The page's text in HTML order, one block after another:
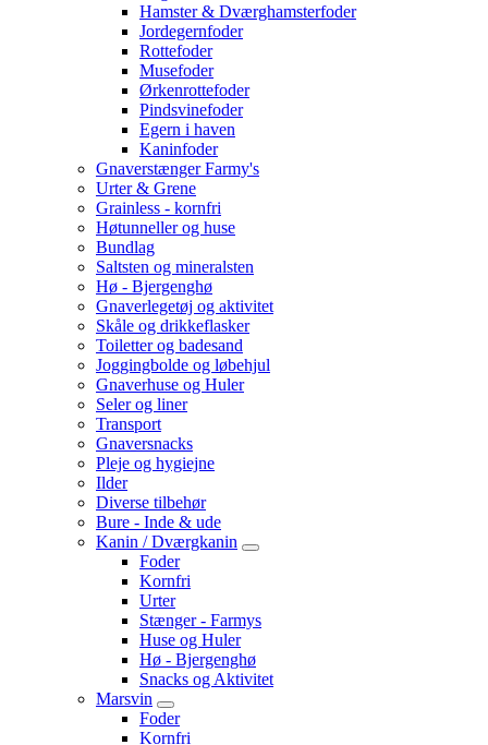
Hamster & Dværghamsterfoder
Jordegernfoder
Rottefoder
Musefoder
Ørkenrottefoder
Pindsvinefoder
Egern i haven
Kaninfoder
Gnaverstænger Farmy's
Urter & Grene
Grainless - kornfri
Høtunneller og huse
Bundlag
Saltsten og mineralsten
Hø - Bjergenghø
Gnaverlegetøj og aktivitet
Skåle og drikkeflasker
Toiletter og badesand
Joggingbolde og løbehjul
Gnaverhuse og Huler
Seler og liner
Transport
Gnaversnacks
Pleje og hygiejne
Ilder
Diverse tilbehør
Bure - Inde & ude
Kanin / Dværgkanin
Foder
Kornfri
Urter
Stænger - Farmys
Huse og Huler
Hø - Bjergenghø
Snacks og Aktivitet
Marsvin
Foder
Kornfri